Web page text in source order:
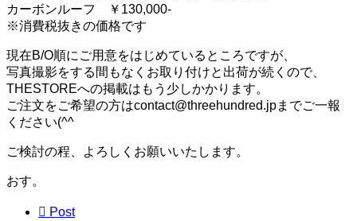
カーボンルーフ ￥130,000-
※消費税抜きの価格です
現在B/O順にご用意をはじめているところですが、
写真撮影をする間もなくお取り付けと出荷が続くので、
THESTOREへの掲載はもう少しかかります。
ご注文をご希望の方はcontact@threehundred.jpまでご一報
ください(^^ゞ
ご検討の程、よろしくお願いいたします。
おす。
 Post